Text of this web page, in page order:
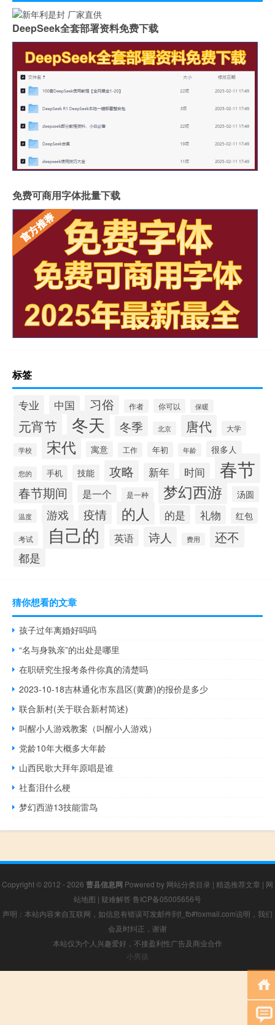
DeepSeek全套部署资料免费下载
免费可商用字体批量下载
标签
专业 中国 习俗 作者 你可以 保暖
元宵节 冬天 冬季 北京 唐代 大学
学校 宋代 寓意 工作 年初 年龄 很多人
您的 手机 技能 攻略 新年 时间 春节
春节期间 是一个 是一种 梦幻西游 汤圆
温度 游戏 疫情 的人 的是 礼物 红包
考试 自己的 英语 诗人 费用 还不
都是
猜你想看的文章
孩子过年离婚好吗吗
“名与身孰亲”的出处是哪里
在职研究生报考条件你真的清楚吗
2023-10-18吉林通化市东昌区(黄蘑)的报价是多少
联合新村(关于联合新村简述)
叫醒小人游戏教案（叫醒小人游戏）
党龄10年大概多大年龄
山西民歌大拜年原唱是谁
社畜泪什么梗
梦幻西游13技能雷鸟
Copyright © 2012 - 2026 曹县信息网 Powered by 网站分类目录 | 精选推荐文章 | 网
站地图 | 疑难解答 鲁ICP备05005656号
声明：本站内容来自互联网，如信息有错误可发邮件到f_fb#foxmail.com说明，我们
会及时纠正，谢谢
本站仅为个人兴趣爱好，不接盈利性广告及商业合作
小男孩